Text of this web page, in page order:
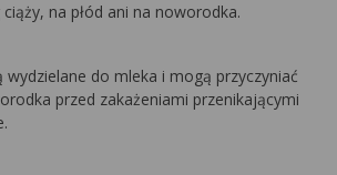
na płód ani na noworodka.
wydzielane do mleka i mogą przyczyniać
przed zakażeniami przenikającymi